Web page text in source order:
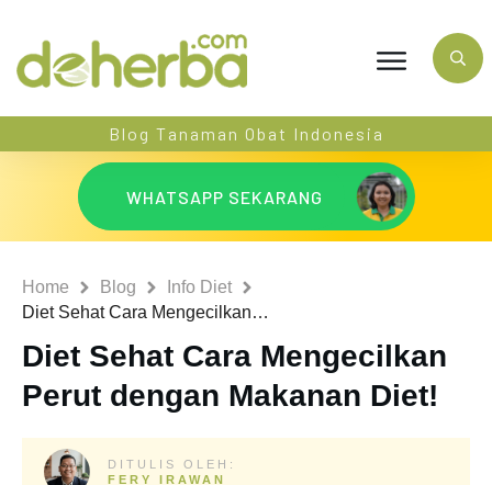
Blog Tanaman Obat Indonesia
WHATSAPP SEKARANG
Home Blog
Info Diet
Diet Sehat Cara Mengecilkan Perut dengan Makanan Diet!
Diet Sehat Cara Mengecilkan
Perut dengan Makanan Diet!
DITULIS OLEH:
FERY IRAWAN